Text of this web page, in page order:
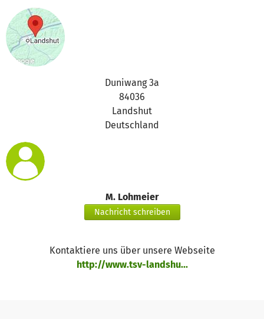
Duniwang 3a
84036
Landshut
Deutschland
M. Lohmeier
Nachricht schreiben
Kontaktiere uns über unsere Webseite
http://www.tsv-landshu...